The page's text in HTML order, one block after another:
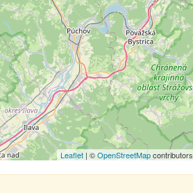
Leaflet| ©OpenStreetMapcontributors